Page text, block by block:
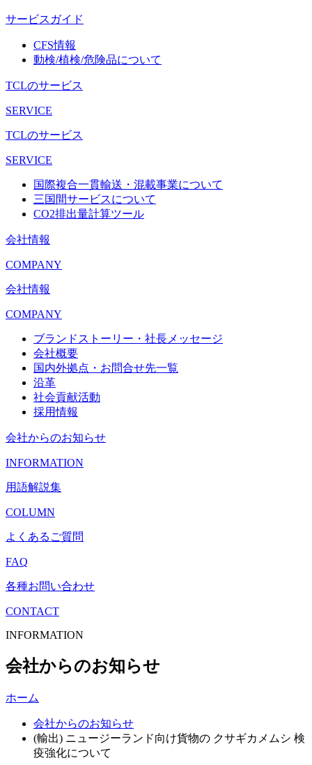
サービスガイド
CFS情報
動検/植検/危険品について
TCLのサービス
SERVICE
TCLのサービス
SERVICE
国際複合一貫輸送・混載事業について
三国間サービスについて
CO2排出量計算ツール
会社情報
COMPANY
会社情報
COMPANY
ブランドストーリー・社長メッセージ
会社概要
国内外拠点・お問合せ先一覧
沿革
社会貢献活動
採用情報
会社からのお知らせ
INFORMATION
用語解説集
COLUMN
よくあるご質問
FAQ
各種お問い合わせ
CONTACT
INFORMATION
会社からのお知らせ
ホーム
会社からのお知らせ
(輸出) ニュージーランド向け貨物の クサギカメムシ 検
疫強化について